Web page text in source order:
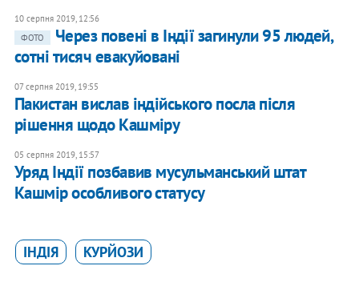
10 серпня 2019, 12:56
ФОТО
Через повені в Індії загинули 95 людей,
сотні тисяч евакуйовані
07 серпня 2019, 19:55
Пакистан вислав індійського посла після
рішення щодо Кашміру
05 серпня 2019, 15:57
Уряд Індії позбавив мусульманський штат
Кашмір особливого статусу
ІНДІЯ КУРЙОЗИ